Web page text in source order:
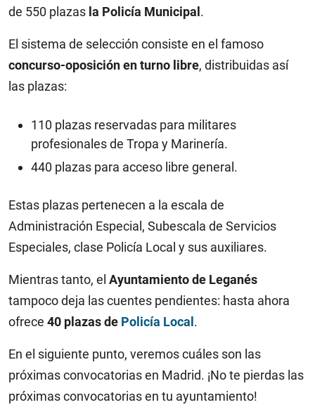
de 550 plazas la Policía Municipal .
El sistema de selección consiste en el famoso
concurso-oposición en turno libre, distribuidas así
las plazas:
110 plazas reservadas para militares
profesionales de Tropa y Marinería.
440 plazas para acceso libre general.
Estas plazas pertenecen a la escala de
Administración Especial, Subescala de Servicios
Especiales, clase Policía Local y sus auxiliares.
Mientras tanto, el Ayuntamiento de Leganés
tampoco deja las cuentes pendientes: hasta ahora
ofrece 40 plazas de Policía Local .
En el siguiente punto, veremos cuáles son las
próximas convocatorias en Madrid. ¡No te pierdas las
próximas convocatorias en tu ayuntamiento!